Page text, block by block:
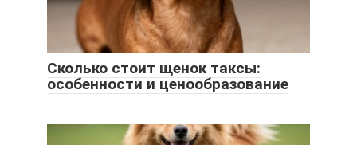
Сколько стоит щенок таксы:
особенности и ценообразование